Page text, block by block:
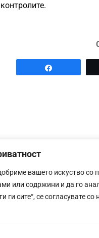
вашето искуство со
или содржини и да го
сите“, се согласувате